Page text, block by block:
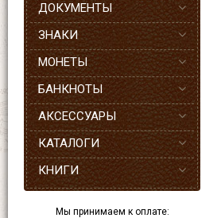
ДОКУМЕНТЫ
ЗНАКИ
МОНЕТЫ
БАНКНОТЫ
АКСЕССУАРЫ
КАТАЛОГИ
КНИГИ
Мы принимаем к оплате: